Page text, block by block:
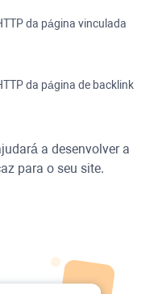
da página vinculada
da página de backlink
a desenvolver a
para o seu site.